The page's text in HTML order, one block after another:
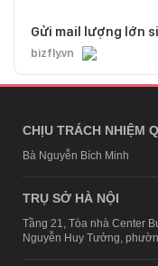
Gửi mail lượng lớn
bizfly.vn
CHỊU TRÁCH NHIỆM
Bà Nguyễn Bích Minh
TRỤ SỞ HÀ NỘI
Tầng 21, Tòa nhà Center
Nguyễn Huy Tưởng,